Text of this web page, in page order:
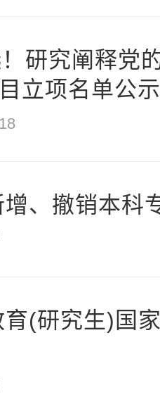
研究阐释党
立项名单公示
、撤销本科
(研究生)国